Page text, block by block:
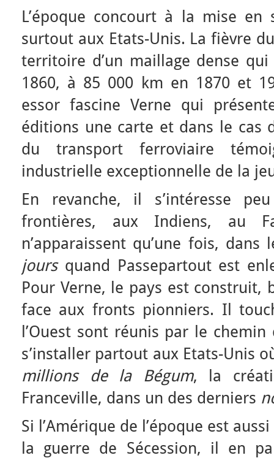
L’époque concourt à la mise en
surtout aux Etats-Unis. La fièvre
territoire d’un maillage dense
1860, à 85 000 km en 1870 et
essor fascine Verne qui
éditions une carte et dans le cas
du transport ferroviaire
industrielle exceptionnelle de la
En revanche, il s’intéresse
frontières, aux Indiens, au
n’apparaissent qu’une fois, dans
joursquand Passepartout est
Pour Verne, le pays est construit,
face aux fronts pionniers. Il
l’Ouest sont réunis par le
s’installer partout aux Etats-Unis
millions de la Bégum, la
Franceville, dans un des derniers
Si l’Amérique de l’époque est
la guerre de Sécession, il en